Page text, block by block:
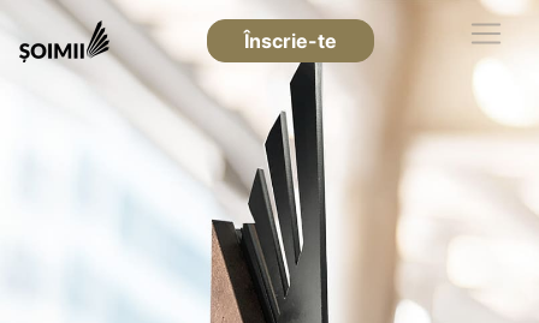
Înscrie-te